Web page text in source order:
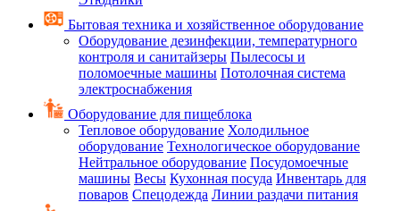
Бытовая техника и хозяйственное оборудование
Оборудование дезинфекции, температурного
контроля и санитайзеры Пылесосы и
поломоечные машины Потолочная система
электроснабжения
Оборудование для пищеблока
Тепловое оборудование Холодильное
оборудование Технологическое оборудование
Нейтральное оборудование Посудомоечные
машины Весы Кухонная посуда Инвентарь для
поваров Спецодежда Линии раздачи питания